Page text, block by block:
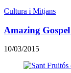
Cultura i Mitjans
Amazing
10/03/2015